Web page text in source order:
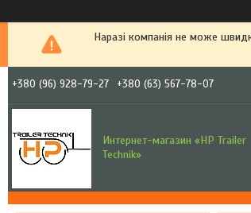
Наразі компанія не може
+380 (96) 928-79-27 +380 (63) 567-78-07
Интернет-магазин «HP Trailer
Technik»